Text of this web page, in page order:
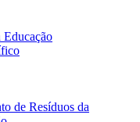
de Resíduos da